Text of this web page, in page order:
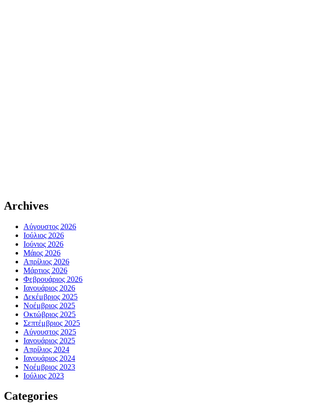
Archives
Αύγουστος 2026
Ιούλιος 2026
Ιούνιος 2026
Μάιος 2026
Απρίλιος 2026
Μάρτιος 2026
Φεβρουάριος 2026
Ιανουάριος 2026
Δεκέμβριος 2025
Νοέμβριος 2025
Οκτώβριος 2025
Σεπτέμβριος 2025
Αύγουστος 2025
Ιανουάριος 2025
Απρίλιος 2024
Ιανουάριος 2024
Νοέμβριος 2023
Ιούλιος 2023
Categories